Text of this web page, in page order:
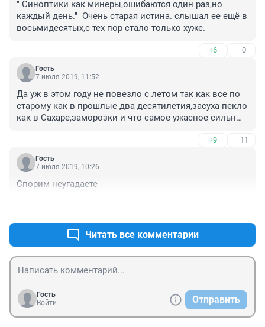
" Синоптики как минеры,ошибаются один раз,но
каждый день."  Очень старая истина. слышал ее ещё в
восьмидесятых,с тех пор стало только хуже.
+6 –0
Гость
7 июля 2019, 11:52
Да уж в этом году не повезло с летом так как все по
старому как в прошлые два десятилетия,засуха пекло
как в Сахаре,заморозки и что самое ужасное сильные
хорошее лето с нормальными дождями комфортной
температурой 20-25 градусов и что самое главное не
было никаких дуратских бесконечных ветров.
+9 –11
Гость
7 июля 2019, 10:26
Спорим неугадаете
Читать все комментарии
Гость
Войти
Отправить